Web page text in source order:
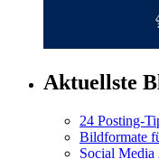
Aktuellste
24 Posting-
Bildformate
Social Media